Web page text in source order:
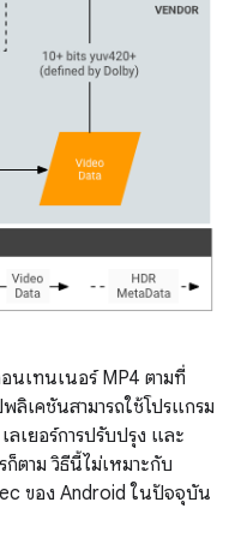
นเทนเนอร์ MP4 ตามที่
เคชันสามารถใช้โปรแกรม
เยอร์การปรับปรุง และ
ก็ตาม วิธีนี้ไม่เหมาะกับ
ของ Android ในปัจจุบัน